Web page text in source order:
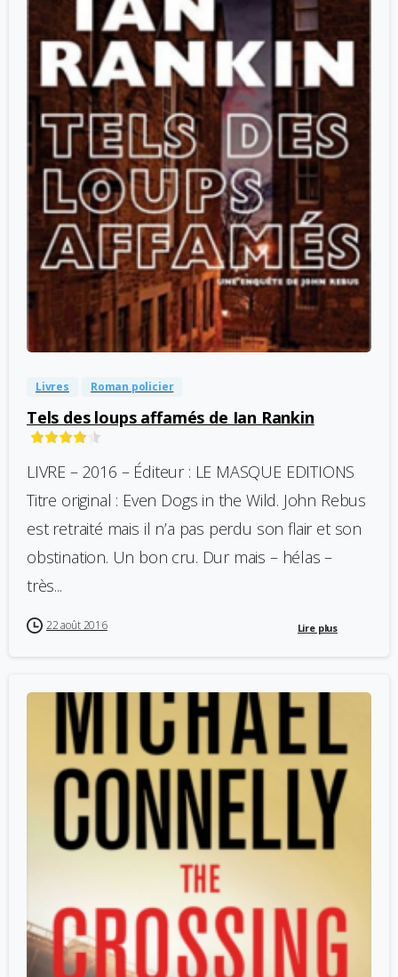
-
Livres Roman policier
Tels des loups affamés de Ian Rankin
LIVRE – 2016 – Éditeur : LE MASQUE EDITIONS
Titre original : Even Dogs in the Wild. John Rebus
est retraité mais il n’a pas perdu son flair et son
obstination. Un bon cru. Dur mais – hélas –
très...
22 août 2016 Lire plus